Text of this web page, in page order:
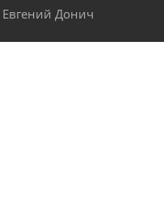
Евгений Донич